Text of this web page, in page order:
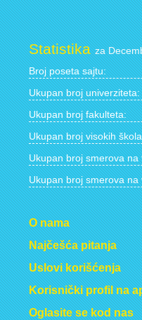
Statistikaza
Broj poseta sajtu:
Ukupan broj univerziteta:
Ukupan broj fakulteta:
Ukupan broj visokih
Ukupan broj smerova na
Ukupan broj smerova na
O nama
Najčešća pitanja
Uslovi korišćenja
Korisnički profil na
Oglasite se kod nas